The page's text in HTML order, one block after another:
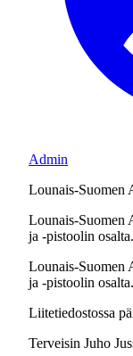
Admin
Lounais-Suomen
Lounais-Suomen
ja -pistoolin osalta.
Lounais-Suomen
ja -pistoolin osalta.
Liitetiedostossa
Terveisin Juho